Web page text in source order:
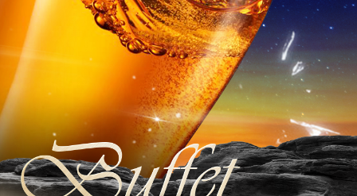
ĐÊM LÊN ĐÈN,
CẢM XÚC LÊN
MEN